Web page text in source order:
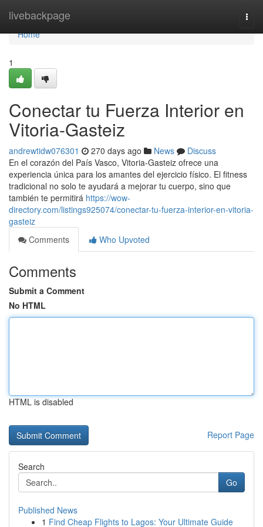
livebackpage
Home
Home
1
Conectar tu Fuerza Interior en
Vitoria-Gasteiz
andrewtidw076301 270 days ago News
Discuss
En el corazón del País Vasco, Vitoria-Gasteiz ofrece una
experiencia única para los amantes del ejercicio físico. El fitness
tradicional no solo te ayudará a mejorar tu cuerpo, sino que
también te permitirá https://wow-
directory.com/listings925074/conectar-tu-fuerza-interior-en-vitoria-
gasteiz
Comments
Who Upvoted
Comments
Submit a Comment
No HTML
HTML is disabled
Report Page
Search
Go
Published News
1 Find Cheap Flights to Lagos: Your Ultimate Guide